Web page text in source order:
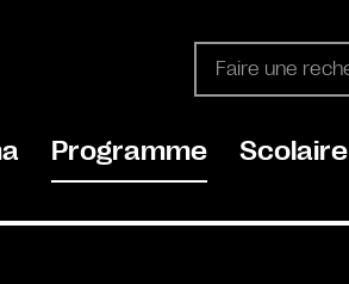
Programme Scolaire